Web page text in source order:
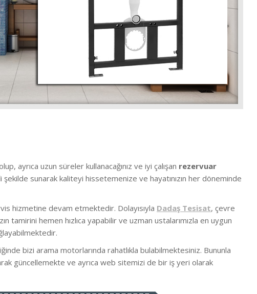
, ayrıca uzun süreler kullanacağınız ve iyi çalışan rezervuar
sunarak kaliteyi hissetemenize ve hayatınızın her döneminde
hizmetine devam etmektedir. Dolayısıyla Dadaş Tesisat, çevre
tamirini hemen hızlıca yapabilir ve uzman ustalarımızla en uygun
bizi arama motorlarında rahatlıkla bulabilmektesiniz. Bununla
güncellemekte ve ayrıca web sitemizi de bir iş yeri olarak